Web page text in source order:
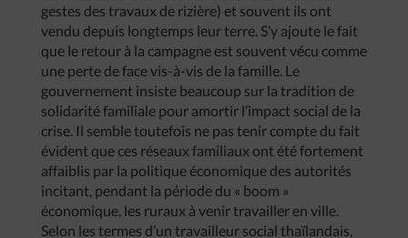
gestes des travaux de rizière) et souvent ils ont
vendu depuis longtemps leur terre. S’y ajoute le fait
que le retour à la campagne est souvent vécu comme
une perte de face vis-à-vis de la famille. Le
gouvernement insiste beaucoup sur la tradition de
solidarité familiale pour amortir l’impact social de la
crise. Il semble toutefois ne pas tenir compte du fait
évident que ces réseaux familiaux ont été fortement
affaiblis par la politique économique des autorités
incitant, pendant la période du « boom »
économique, les ruraux à venir travailler en ville.
Selon les termes d’un travailleur social thaïlandais,